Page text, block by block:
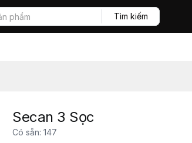
Tìm kiếm
Secan 3 Sọc
Có sẵn: 147